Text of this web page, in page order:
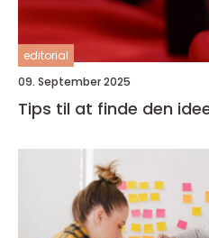
editorial
09. September 2025
Tips til at finde den